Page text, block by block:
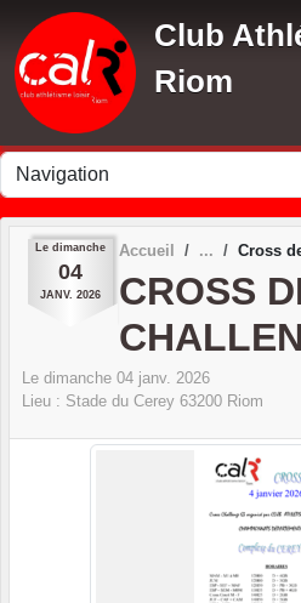
Club
Riom
Le dimanche
04
JANV. 2026
Accueil Cross
CROSS
Le dimanche 04 janv. 2026
Lieu : Stade du Cerey 63200 Riom
Panneau de gestion des cookies